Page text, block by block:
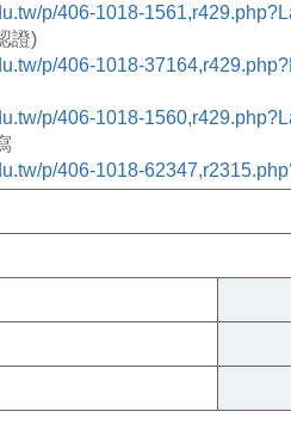
p/406-1018-
證)
p/406-1018-
p/406-1018-
p/406-1018-